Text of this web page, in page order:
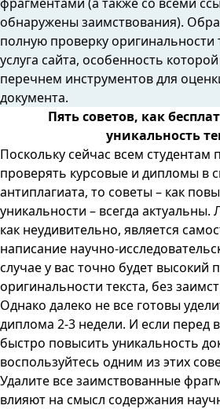
обнаружены заимствования).
полную проверку оригинальности
услуга сайта, особенность
перечнем инструментов для
документа.
Пять советов, как
уникальность
Поскольку сейчас всем студентам
проверять курсовые и дипломы в
антиплагиата, то советы – как
уникальности – всегда
как неудивительно, является
написание научно-
случае у вас точно будет высокий
оригинальности текста, без
Однако далеко не все готовы
диплома 2-3 недели. И если перед
быстро повысить уникальность
воспользуйтесь одним из этих
Удалите все заимствованные
влияют на смысл содержания